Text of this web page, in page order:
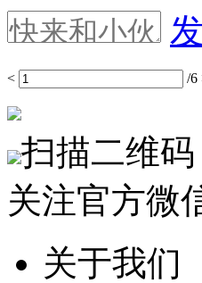
< /6
扫描二维码
关注官方微
关于我们